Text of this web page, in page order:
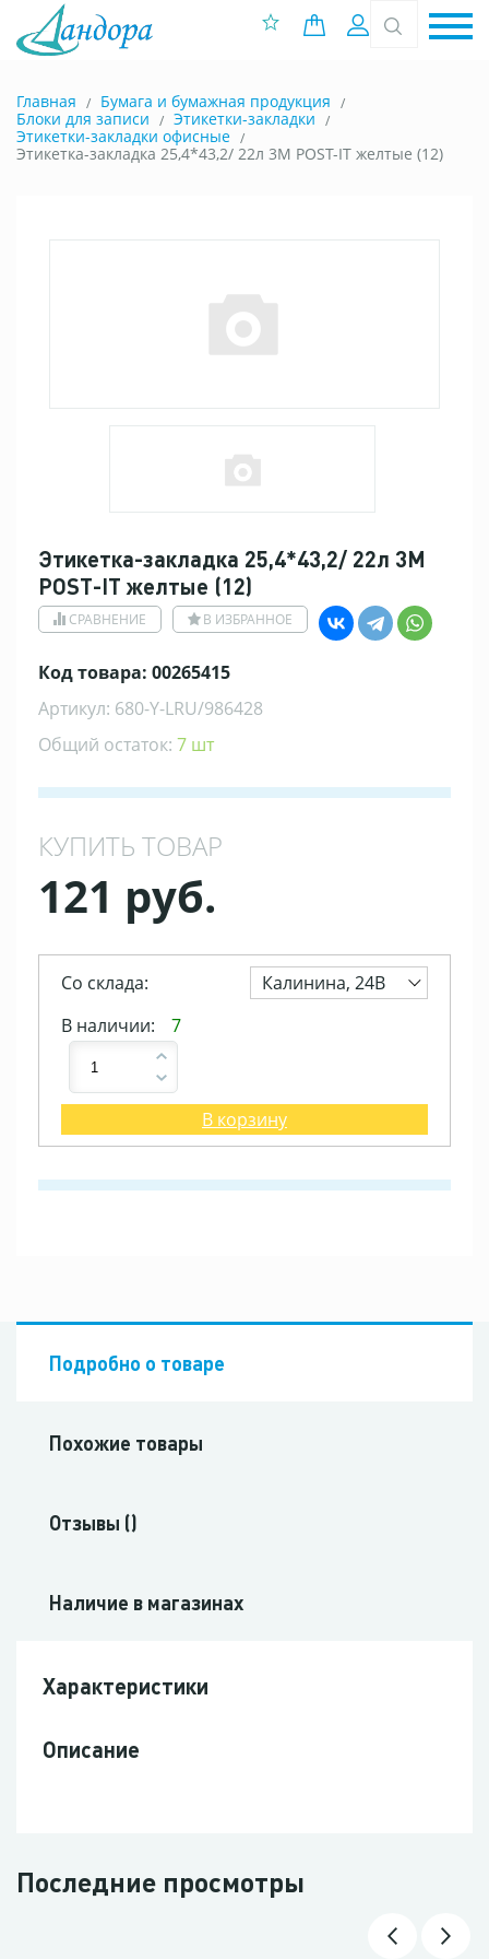
0 позиций
Вход
Главная
Бумага и бумажная продукция
Блоки для записи
Этикетки-закладки
Этикетки-закладки офисные
Этикетка-закладка 25,4*43,2/ 22л 3М POST-IT желтые (12)
Этикетка-закладка 25,4*43,2/ 22л 3М
POST-IT желтые (12)
СРАВНЕНИЕ В ИЗБРАННОЕ
Код товара: 00265415
Артикул: 680-Y-LRU/986428
Общий остаток: 7 шт
КУПИТЬ ТОВАР
121 руб.
Со склада:
Калинина, 24В
В наличии:
7
В корзину
Подробно о товаре
Похожие товары
Отзывы ()
Наличие в магазинах
Характеристики
Описание
Последние просмотры